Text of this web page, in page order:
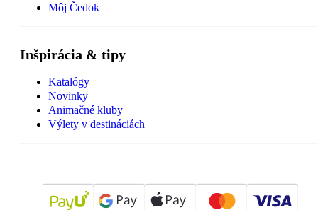
Môj Čedok
Inšpirácia & tipy
Katalógy
Novinky
Animačné kluby
Výlety v destináciách